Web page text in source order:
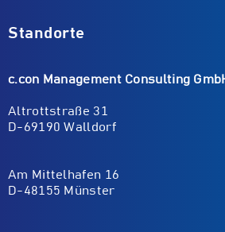
Standorte
c.con Management Consulting
Altrottstraße 31
D-69190 Walldorf
Am Mittelhafen 16
D-48155 Münster